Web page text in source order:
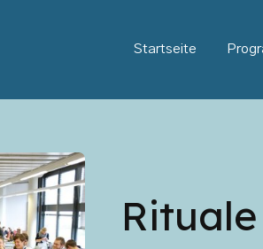
Startseite